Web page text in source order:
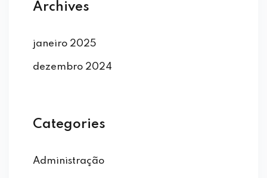
Archives
janeiro 2025
dezembro 2024
Categories
Administração